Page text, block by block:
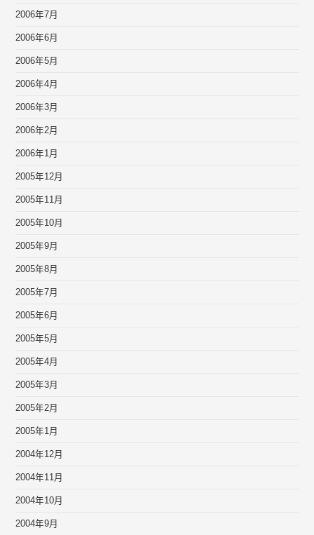
2006年7月
2006年6月
2006年5月
2006年4月
2006年3月
2006年2月
2006年1月
2005年12月
2005年11月
2005年10月
2005年9月
2005年8月
2005年7月
2005年6月
2005年5月
2005年4月
2005年3月
2005年2月
2005年1月
2004年12月
2004年11月
2004年10月
2004年9月